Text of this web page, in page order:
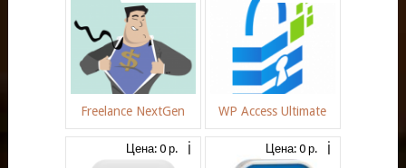
Freelance NextGen WP Access Ultimate
Цена: 0 р. Цена: 0 р.